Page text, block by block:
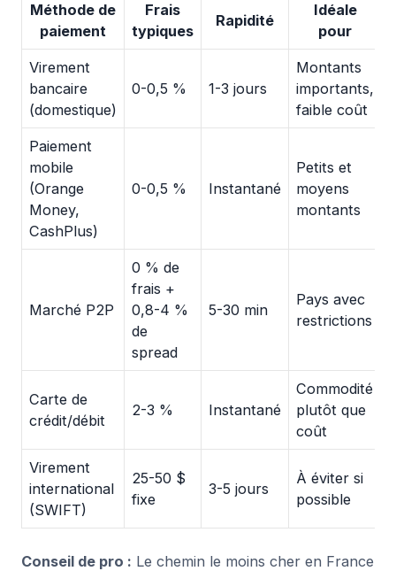
Méthode de
paiement
Frais
typiques
Rapidité
Idéale
pour
Virement
bancaire
(domestique)
0-0,5 % 1-3 jours
Montants
importants,
faible coût
Paiement
mobile
(Orange
Money,
CashPlus)
0-0,5 % Instantané
Petits et
moyens
montants
Marché P2P
0 % de
frais +
0,8-4 %
de
spread
5-30 min
Pays avec
restrictions
Carte de
crédit/débit
2-3 % Instantané
Commodité
plutôt que
coût
Virement
international
(SWIFT)
25-50 $
fixe
3-5 jours
À éviter si
possible
Conseil de pro : Le chemin le moins cher en France